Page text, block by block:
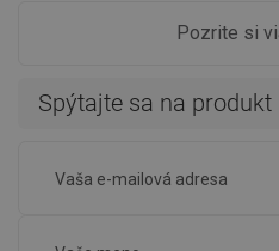
Pozrite si
Spýtajte sa na produkt